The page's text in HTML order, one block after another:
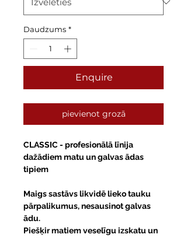
Daudzums *
Enquire
pievienot grozā
CLASSIC- profesionālā līnija
dažādiem matu un galvas ādas
tipiem
Maigs sastāvs likvidē lieko tauku
pārpalikumus, nesausinot galvas
ādu.
Piešķir matiem veselīgu izskatu un